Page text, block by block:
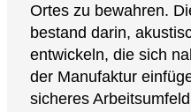
Kontakt
Ortes zu bewahren.
bestand darin,
entwickeln, die sich
der Manufaktur
sicheres